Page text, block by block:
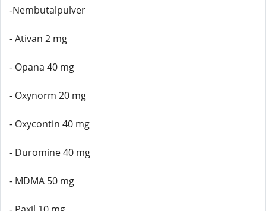
-Nembutalpulver
- Ativan 2 mg
- Opana 40 mg
- Oxynorm 20 mg
- Oxycontin 40 mg
- Duromine 40 mg
- MDMA 50 mg